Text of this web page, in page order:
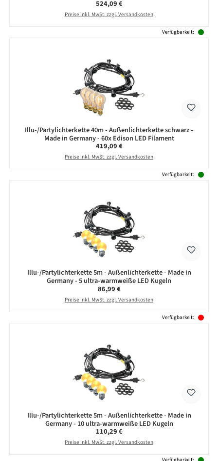
Regulärer Preis:
524,09 €
Preise inkl. MwSt. zzgl. Versandkosten
Verfügbarkeit:
Illu-/Partylichterkette 40m - Außenlichterkette schwarz -
Made in Germany - 60x Edison LED Filament
Regulärer Preis:
419,09 €
Preise inkl. MwSt. zzgl. Versandkosten
Verfügbarkeit:
Illu-/Partylichterkette 5m - Außenlichterkette - Made in
Germany - 5 ultra-warmweiße LED Kugeln
Regulärer Preis:
86,99 €
Preise inkl. MwSt. zzgl. Versandkosten
Verfügbarkeit:
Illu-/Partylichterkette 5m - Außenlichterkette - Made in
Germany - 10 ultra-warmweiße LED Kugeln
Regulärer Preis:
110,29 €
Preise inkl. MwSt. zzgl. Versandkosten